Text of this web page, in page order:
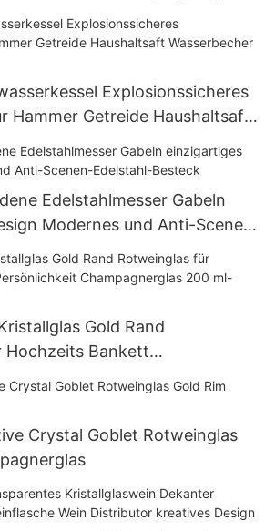
Explosionssicheres
Hammer Getreide Haushaltsaft
Set
Edelstahlmesser Gabeln
Modernes und Anti-Scenen-
Gold Rand
Hochzeits Bankett
200 ml-500ml
Crystal Goblet Rotweinglas